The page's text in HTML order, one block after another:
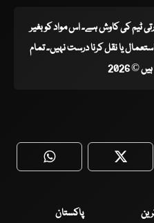
ٹیم کی کاوش ہے۔ اس مواد کو بغیر
یا نقل کرنا درست نہیں۔ تمام
2026
WhatsApp
پاکستان